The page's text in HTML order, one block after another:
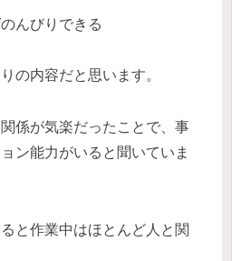
んびりできる
の内容だと思います。
係が気楽だったことで、事
ン能力がいると聞いていま
と作業中はほとんど人と関